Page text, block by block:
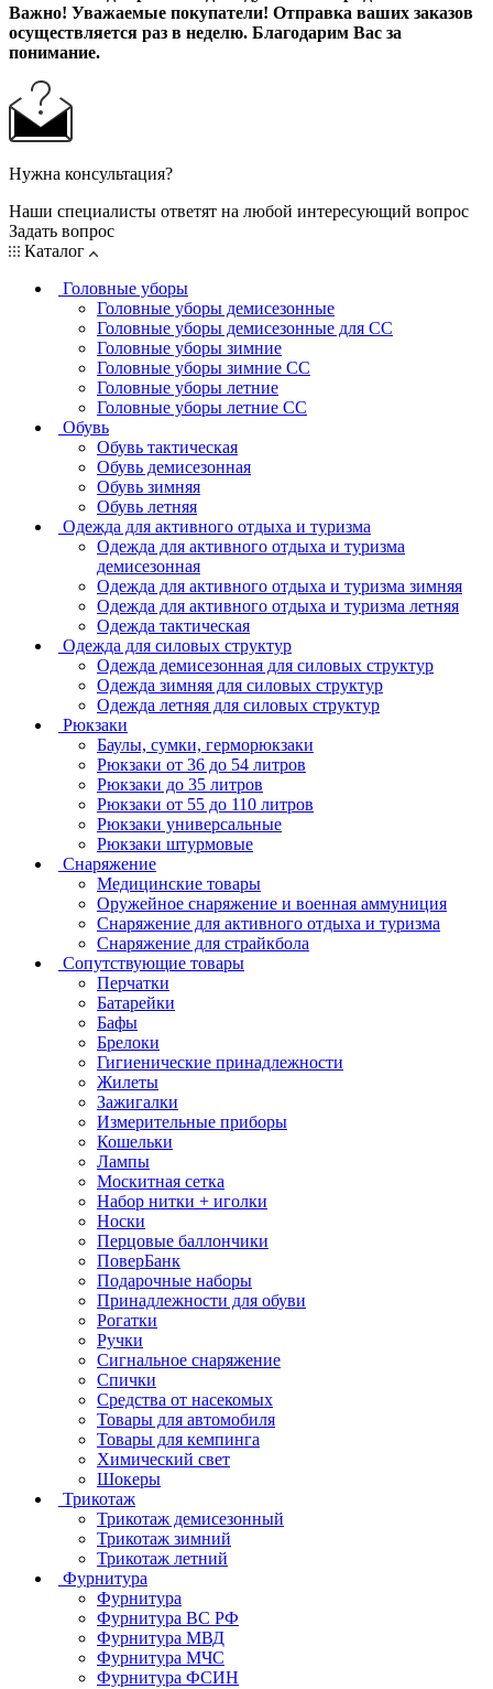
Важно! Уважаемые покупатели! Отправка ваших заказов
осуществляется раз в неделю. Благодарим Вас за
понимание.
Нужна консультация?
Наши специалисты ответят на любой интересующий вопрос
Задать вопрос
Каталог
Головные уборы
Головные уборы демисезонные
Головные уборы демисезонные для СС
Головные уборы зимние
Головные уборы зимние СС
Головные уборы летние
Головные уборы летние СС
Обувь
Обувь тактическая
Обувь демисезонная
Обувь зимняя
Обувь летняя
Одежда для активного отдыха и туризма
Одежда для активного отдыха и туризма
демисезонная
Одежда для активного отдыха и туризма зимняя
Одежда для активного отдыха и туризма летняя
Одежда тактическая
Одежда для силовых структур
Одежда демисезонная для силовых структур
Одежда зимняя для силовых структур
Одежда летняя для силовых структур
Рюкзаки
Баулы, сумки, герморюкзаки
Рюкзаки от 36 до 54 литров
Рюкзаки до 35 литров
Рюкзаки от 55 до 110 литров
Рюкзаки универсальные
Рюкзаки штурмовые
Снаряжение
Медицинские товары
Оружейное снаряжение и военная аммуниция
Снаряжение для активного отдыха и туризма
Снаряжение для страйкбола
Сопутствующие товары
Перчатки
Батарейки
Бафы
Брелоки
Гигиенические принадлежности
Жилеты
Зажигалки
Измерительные приборы
Кошельки
Лампы
Москитная сетка
Набор нитки + иголки
Носки
Перцовые баллончики
ПоверБанк
Подарочные наборы
Принадлежности для обуви
Рогатки
Ручки
Сигнальное снаряжение
Спички
Средства от насекомых
Товары для автомобиля
Товары для кемпинга
Химический свет
Шокеры
Трикотаж
Трикотаж демисезонный
Трикотаж зимний
Трикотаж летний
Фурнитура
Фурнитура
Фурнитура ВС РФ
Фурнитура МВД
Фурнитура МЧС
Фурнитура ФСИН